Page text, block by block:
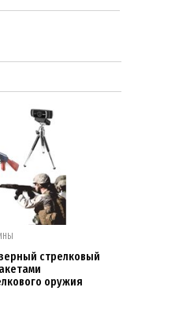
стрелковый
оружия